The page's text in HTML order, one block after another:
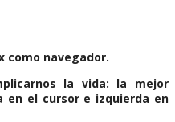
como navegador.
la vida: la mejor
en el cursor e izquierda en